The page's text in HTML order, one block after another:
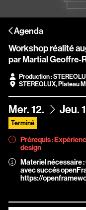
Agenda
Workshop réalité
par Martial Geoffre-
Production :
STEREOLUX, Plateau
du
Mer. 12. au
Jeu.
Terminé
Prérequis :
design
Materiel nécessaire
avec succés
https://
Accessibilité
Prévention des
Association
Résidences
Espace pro
Partenaires
Location /